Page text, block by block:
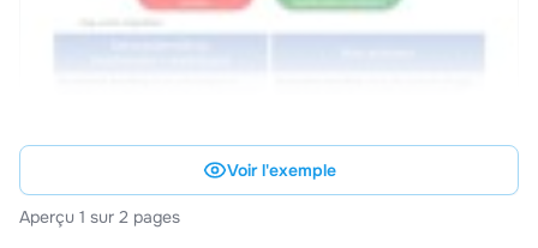
Voir l'exemple
Aperçu 1 sur 2 pages